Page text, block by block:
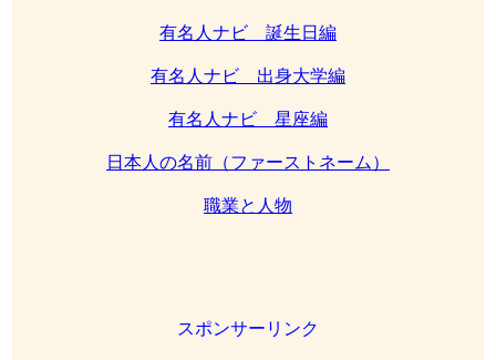
有名人ナビ 誕生日編
有名人ナビ 出身大学編
有名人ナビ 星座編
日本人の名前（ファーストネーム）
職業と人物
スポンサーリンク